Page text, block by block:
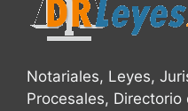
Notariales, Leyes,
Procesales,